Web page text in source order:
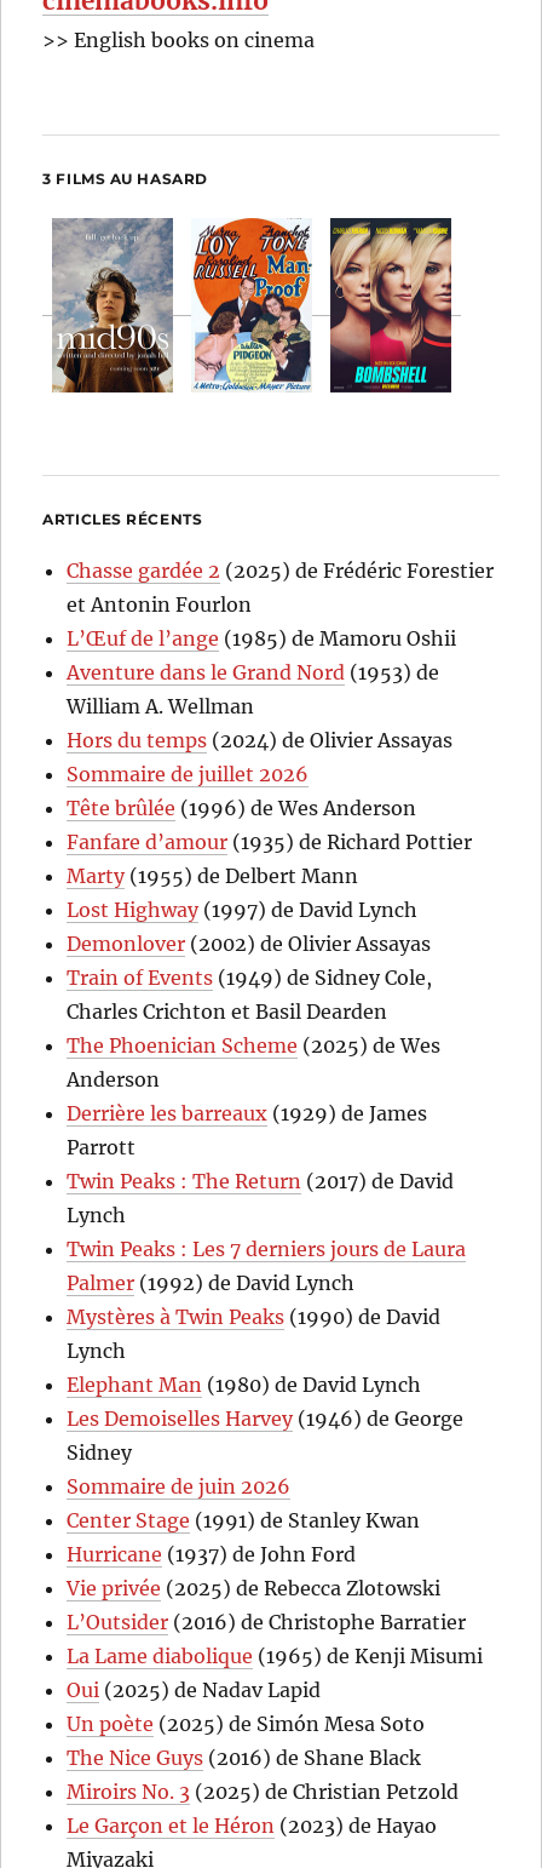
>> English books on cinema
3 FILMS AU HASARD
ARTICLES RÉCENTS
Chasse gardée 2 (2025) de Frédéric Forestier
et Antonin Fourlon
L’Œuf de l’ange (1985) de Mamoru Oshii
Aventure dans le Grand Nord (1953) de
William A. Wellman
Hors du temps (2024) de Olivier Assayas
Sommaire de juillet 2026
Tête brûlée (1996) de Wes Anderson
Fanfare d’amour (1935) de Richard Pottier
Marty(1955) de Delbert Mann
Lost Highway(1997) de David Lynch
Demonlover (2002) de Olivier Assayas
Train of Events (1949) de Sidney Cole,
Charles Crichton et Basil Dearden
The Phoenician Scheme (2025) de Wes
Anderson
Derrière les barreaux (1929) de James
Parrott
Twin Peaks : The Return (2017) de David
Lynch
Twin Peaks : Les 7 derniers jours de Laura
Palmer (1992) de David Lynch
Mystères à Twin Peaks (1990) de David
Lynch
Elephant Man (1980) de David Lynch
Les Demoiselles Harvey(1946) de George
Sidney
Sommaire de juin 2026
Center Stage (1991) de Stanley Kwan
Hurricane (1937) de John Ford
Vie privée (2025) de Rebecca Zlotowski
L’Outsider (2016) de Christophe Barratier
La Lame diabolique (1965) de Kenji Misumi
Oui (2025) de Nadav Lapid
Un poète (2025) de Simón Mesa Soto
The Nice Guys (2016) de Shane Black
Miroirs No. 3 (2025) de Christian Petzold
Le Garçon et le Héron (2023) de Hayao
Miyazaki